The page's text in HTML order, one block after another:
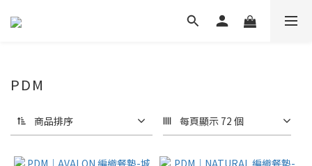
PDM
商品排序 每頁顯示 72 個